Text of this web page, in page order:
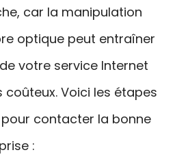
car la manipulation
optique peut entraîner
votre service Internet
Voici les étapes
contacter la bonne
: